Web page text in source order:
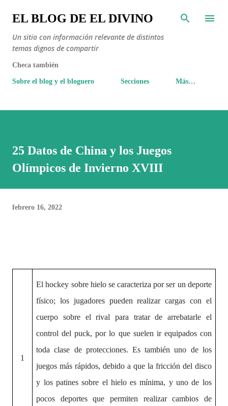
Ir al contenido principal
EL BLOG DE EL DIVINO
Un sitio con información relevante de distintos
temas dignos de compartir
Checa también
Sobre el blog y el bloguero Secciones Más…
25 Datos de China y los Juegos
Olímpicos de Invierno XVIII
febrero 16, 2022
1
El hockey sobre hielo se caracteriza por ser un deporte
físico; los jugadores pueden realizar cargas con el
cuerpo sobre el rival para tratar de arrebatarle el
control del puck, por lo que suelen ir equipados con
toda clase de protecciones. Es también uno de los
juegos más rápidos, debido a que la fricción del disco
y los patines sobre el hielo es mínima, y uno de los
pocos deportes que permiten realizar cambios de